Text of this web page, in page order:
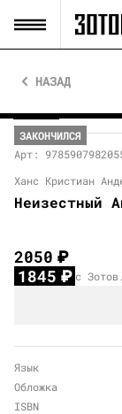
НАЗАД
ЗАКОНЧИЛСЯ
Арт:
Ханс Кристиан
Неизестный
2050₽
1845₽ с
Язык
Обложка
ISBN